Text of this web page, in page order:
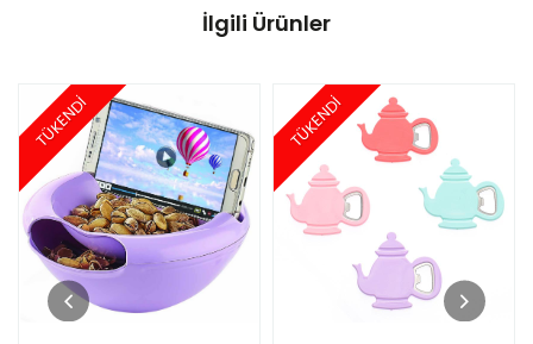
İlgili Ürünler
TÜKENDİ TÜKENDİ